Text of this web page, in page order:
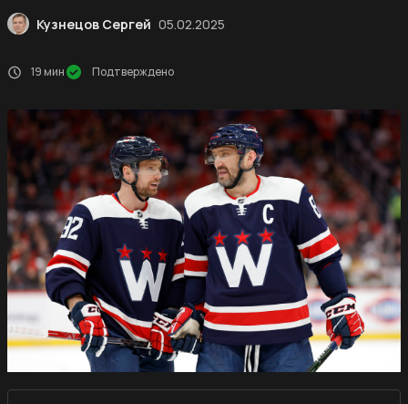
Кузнецов Сергей 05.02.2025
19 мин Подтверждено